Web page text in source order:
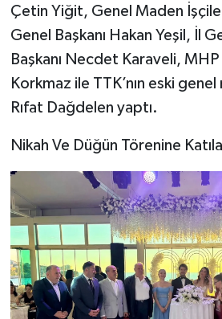
Çetin Yiğit, Genel Maden
Genel Başkanı Hakan Yeşil, İl
Başkanı Necdet Karaveli, MHP
Korkmaz ile TTK’nın eski
Rıfat Dağdelen yaptı.
Nikah Ve Düğün Törenine